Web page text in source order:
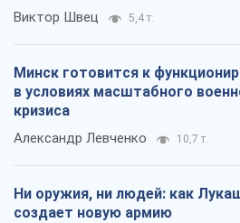
Виктор Швец 5,4 т.
Минск готовится к
в условиях масштабного
кризиса
Александр Левченко 10,7 т.
Ни оружия, ни людей: как
создает новую армию